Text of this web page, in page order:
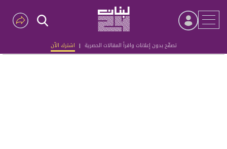
تصفّح بدون إعلانات واقرأ المقالات الحصرية | اشترك الآن
Advertisement